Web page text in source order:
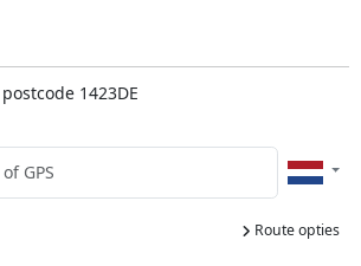
1423DE
Route opties